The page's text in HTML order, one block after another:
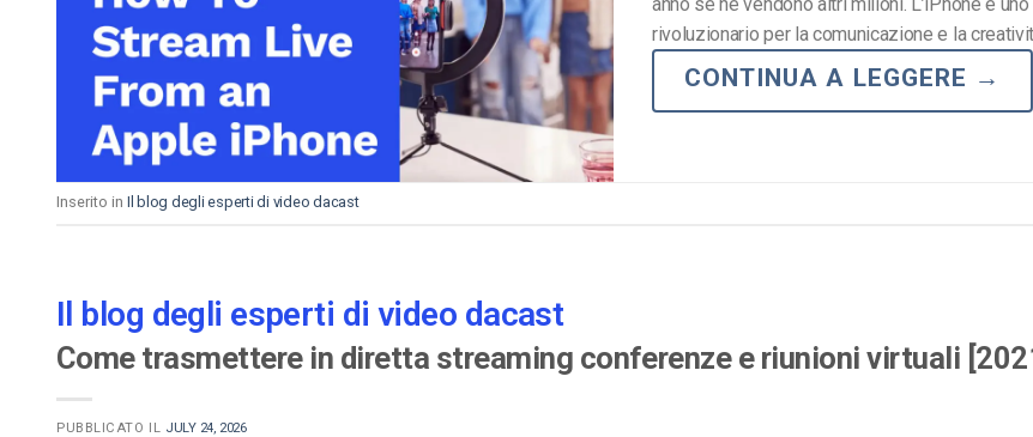
Video CMS
Privacy e Sicurezza
Monetizzazione Video
Video Marketing
rivoluzionario per la comunicazione e la
CONTINUA A LEGGERE →
Inserito in Il blog degli esperti di video dacast
Il blog degli esperti di video dacast
Come trasmettere in diretta streaming conferenze e riunioni virtuali
PUBBLICATO IL JULY 24, 2026